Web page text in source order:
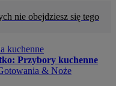
nie obejdziesz się tego
kuchenne
Przybory kuchenne
& Noże